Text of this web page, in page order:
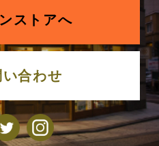
ストアへ
い合わせ